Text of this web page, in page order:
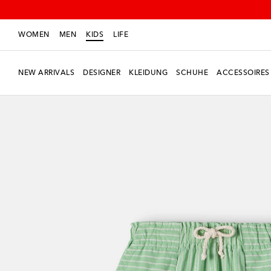
WOMEN MEN KIDS LIFE
NEW ARRIVALS DESIGNER KLEIDUNG SCHUHE ACCESSOIRES